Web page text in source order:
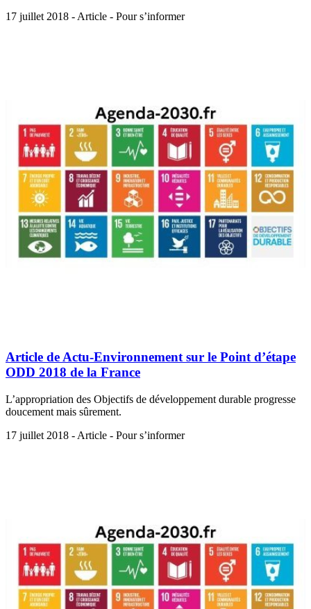
17 juillet 2018 - Article - Pour s’informer
Article de Actu-Environnement sur le Point d’étape
ODD 2018 de la France
L’appropriation des Objectifs de développement durable progresse
doucement mais sûrement.
17 juillet 2018 - Article - Pour s’informer